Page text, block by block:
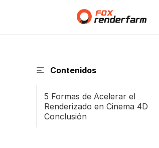
Contenidos
5 Formas de Acelerar el
Renderizado en Cinema 4D
Conclusión